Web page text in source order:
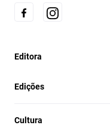
Editora
Edições
Cultura